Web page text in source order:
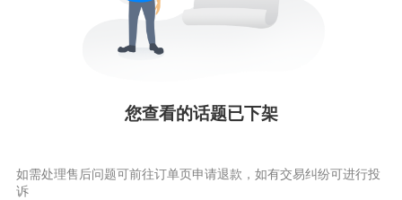
您查看的话题已下架
如需处理售后问题可前往订单页申请退款，如有交易纠纷可进行投
诉